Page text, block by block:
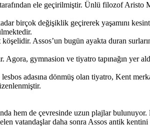
ele geçirilmiştir. Ünlü filozof Aristo
birçok değişiklik geçirerek yaşamını
Assos’un bugün ayakta duran
gymnasion ve tiyatro tapınağın yer
adasına dönmüş olan tiyatro, Kent
hem de çevresinde uzun plajlar
vatandaşlar daha sonra Assos antik kentini